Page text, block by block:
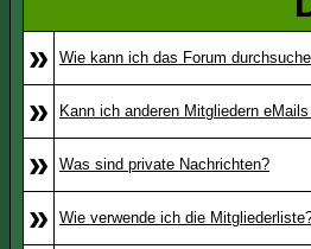
»
Wie kann ich das Forum
» Kann ich anderen Mitgliedern
» Was sind private Nachrichten?
» Wie verwende ich die